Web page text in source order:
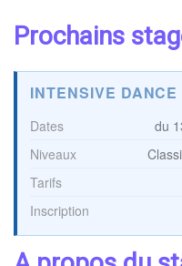
Prochains
INTENSIVE
Dates du
Niveaux
Tarifs
Inscription